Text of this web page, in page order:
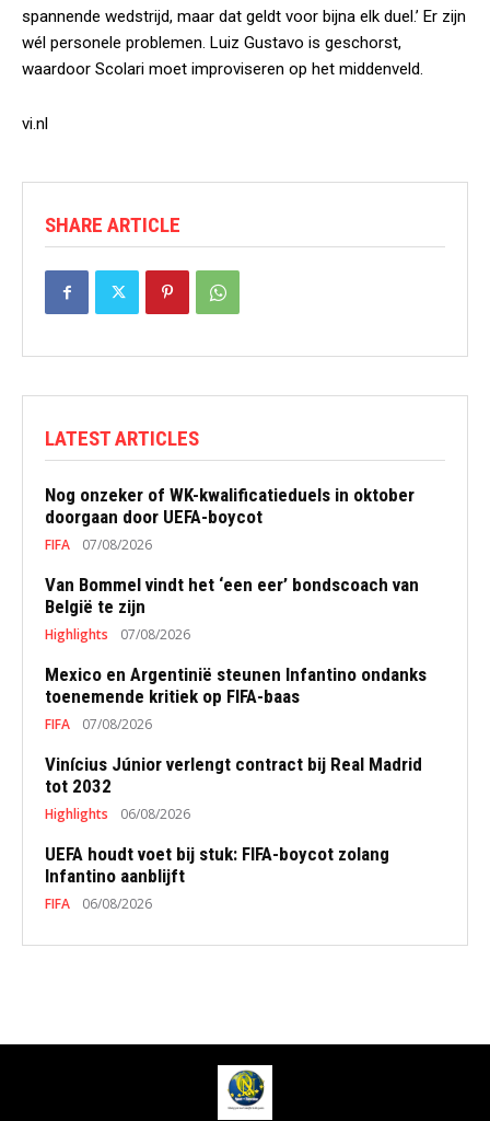
spannende wedstrijd, maar dat geldt voor bijna elk duel.’ Er zijn
wél personele problemen. Luiz Gustavo is geschorst,
waardoor Scolari moet improviseren op het middenveld.
vi.nl
SHARE ARTICLE
LATEST ARTICLES
Nog onzeker of WK-kwalificatieduels in oktober
doorgaan door UEFA-boycot
FIFA 07/08/2026
Van Bommel vindt het ‘een eer’ bondscoach van
België te zijn
Highlights 07/08/2026
Mexico en Argentinië steunen Infantino ondanks
toenemende kritiek op FIFA-baas
FIFA 07/08/2026
Vinícius Júnior verlengt contract bij Real Madrid
tot 2032
Highlights 06/08/2026
UEFA houdt voet bij stuk: FIFA-boycot zolang
Infantino aanblijft
FIFA 06/08/2026